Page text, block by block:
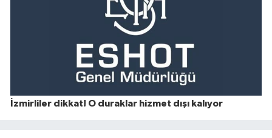
İzmirliler dikkat! O duraklar hizmet dışı kalıyor